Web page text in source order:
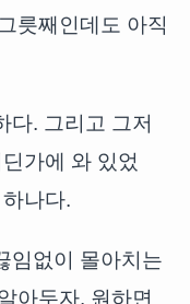
릇째인데도 아직
다. 그리고 그저
가에 와 있었
나다.
임없이 몰아치는
아두자. 원하면